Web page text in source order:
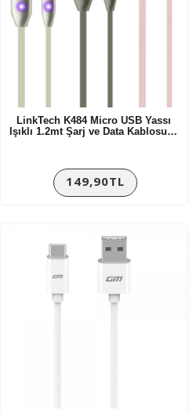
LinkTech K484 Micro USB Yassı
Işıklı 1.2mt Şarj ve Data Kablosu…
149,90TL